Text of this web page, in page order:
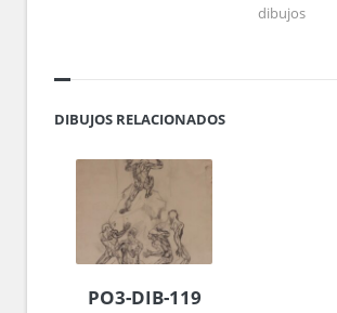
dibujos
DIBUJOS RELACIONADOS
PO3-DIB-119